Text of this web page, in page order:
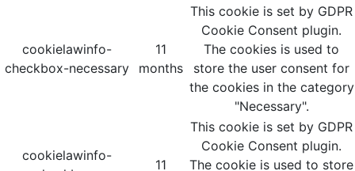
cookielawinfo-
checkbox-necessary
11
months
This cookie is set by GDPR
Cookie Consent plugin.
The cookies is used to
store the user consent for
the cookies in the category
"Necessary".
cookielawinfo-
11
This cookie is set by GDPR
Cookie Consent plugin.
The cookie is used to store